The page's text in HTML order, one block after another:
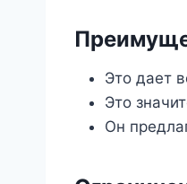
Это дает
Это
Он